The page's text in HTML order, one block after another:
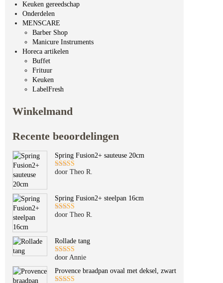
Keuken gereedschap
Onderdelen
MENSCARE
Barber Shop
Manicure Instruments
Horeca artikelen
Buffet
Frituur
Keuken
LabelFresh
Winkelmand
Recente beoordelingen
Spring Fusion2+ sauteuse 20cm
Gewaardeerd
door Theo R.
Spring Fusion2+ steelpan 16cm
Gewaardeerd
door Theo R.
Rollade tang
Gewaardeerd
5
door Annie
Provence braadpan ovaal met deksel, zwart